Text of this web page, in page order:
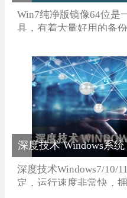
Win7纯净版镜像64位是
具，有着大量好用的备
日常的维护，还有数十
度上提高系统的性能，
能，不给你的日常使用
吧。
深度技术 Windows系
深度技术Windows7/10/
定，运行速度非常快，